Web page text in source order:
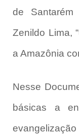
de
Zenildo Lima,
a Amazônia
Nesse
básicas a